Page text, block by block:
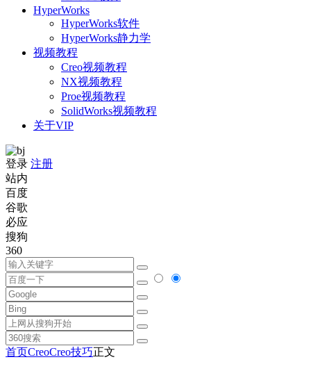
HyperWorks
HyperWorks软件
HyperWorks静力学
视频教程
Creo视频教程
NX视频教程
Proe视频教程
SolidWorks视频教程
关于VIP
登录 注册
站内
百度
谷歌
必应
搜狗
360
首页CreoCreo技巧正文